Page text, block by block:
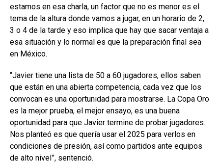
estamos en esa charla, un factor que no es menor es el
tema de la altura donde vamos a jugar, en un horario de 2,
3 o 4 de la tarde y eso implica que hay que sacar ventaja a
esa situación y lo normal es que la preparación final sea
en México.
“Javier tiene una lista de 50 a 60 jugadores, ellos saben
que están en una abierta competencia, cada vez que los
convocan es una oportunidad para mostrarse. La Copa Oro
es la mejor prueba, el mejor ensayo, es una buena
oportunidad para que Javier termine de probar jugadores.
Nos planteó es que quería usar el 2025 para verlos en
condiciones de presión, así como partidos ante equipos
de alto nivel”, sentenció.